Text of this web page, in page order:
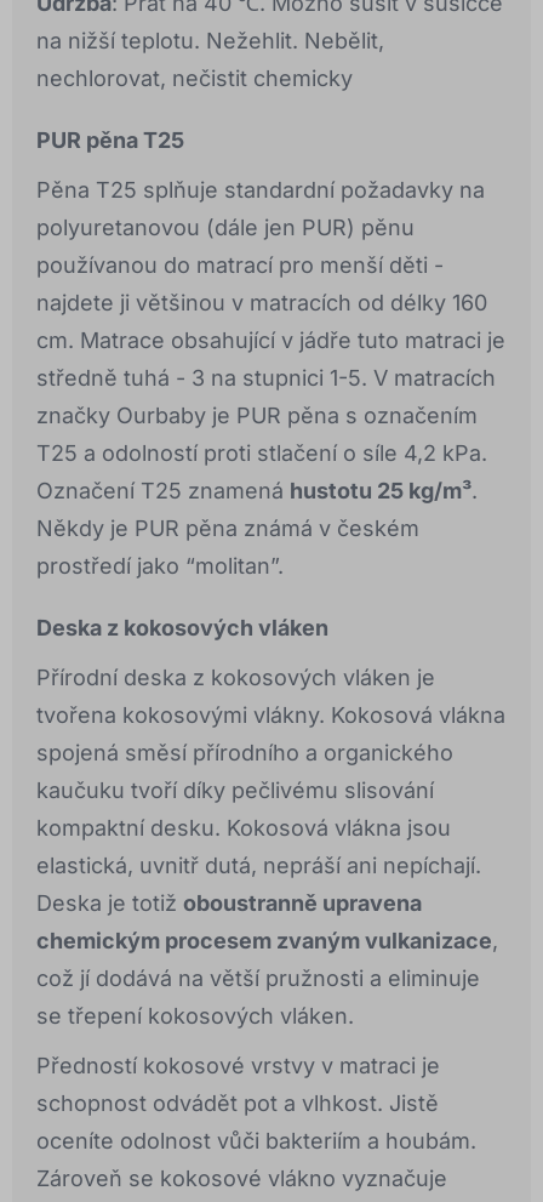
na nižší teplotu. Nežehlit. Nebělit,
nechlorovat, nečistit chemicky
PUR pěna T25
Pěna T25 splňuje standardní požadavky na
polyuretanovou (dále jen PUR) pěnu
používanou do matrací pro menší děti -
najdete ji většinou v matracích od délky 160
cm. Matrace obsahující v jádře tuto matraci je
středně tuhá - 3 na stupnici 1-5. V matracích
značky Ourbaby je PUR pěna s označením
T25 a odolností proti stlačení o síle 4,2 kPa.
Označení T25 znamená hustotu 25 kg/m³.
Někdy je PUR pěna známá v českém
prostředí jako “molitan”.
Deska z kokosových vláken
Přírodní deska z kokosových vláken je
tvořena kokosovými vlákny. Kokosová vlákna
spojená směsí přírodního a organického
kaučuku tvoří díky pečlivému slisování
kompaktní desku. Kokosová vlákna jsou
elastická, uvnitř dutá, nepráší ani nepíchají.
Deska je totiž oboustranně upravena
chemickým procesem zvaným vulkanizace,
což jí dodává na větší pružnosti a eliminuje
se třepení kokosových vláken.
Předností kokosové vrstvy v matraci je
schopnost odvádět pot a vlhkost. Jistě
oceníte odolnost vůči bakteriím a houbám.
Zároveň se kokosové vlákno vyznačuje